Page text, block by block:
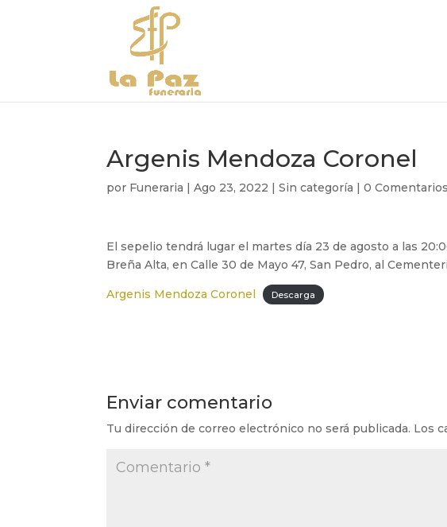
Argenis Mendoza Coronel
por Funeraria |Ago 23, 2022 |Sin categoría |0 Comentarios
El sepelio tendrá lugar el martes día 23 de agosto a las
Breña Alta, en Calle 30 de Mayo 47, San Pedro, al
Argenis Mendoza Coronel Descarga
Enviar comentario
Tu dirección de correo electrónico no será publicada. Los